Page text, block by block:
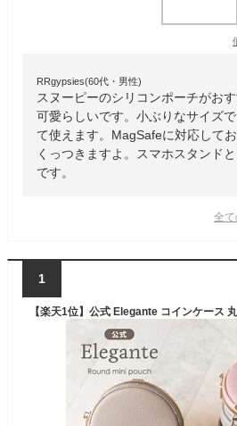
RRgypsies(60代・男性)
スヌーピーのシリコンポーチがお
可愛らしいです。小ぶりなサイズ
て使えます。MagSafeに対応して
くっつきますよ。スマホスタンド
です。
全て
1